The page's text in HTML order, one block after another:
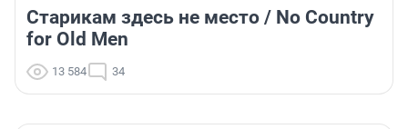
Старикам здесь не место / No Country
for Old Men
13 584 34